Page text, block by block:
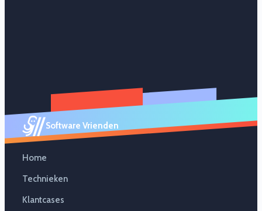
Software Vrienden
Home
Technieken
Klantcases